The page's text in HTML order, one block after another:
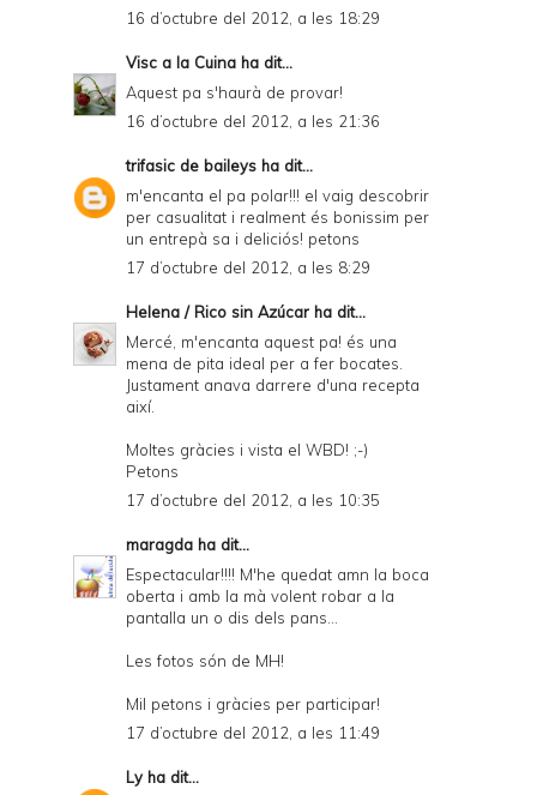
16 d’octubre del 2012, a les 18:29
Visc a la Cuina ha dit...
Aquest pa s'haurà de provar!
16 d’octubre del 2012, a les 21:36
trifasic de baileys ha dit...
m'encanta el pa polar!!! el vaig descobrir
per casualitat i realment és bonissim per
un entrepà sa i deliciós! petons
17 d’octubre del 2012, a les 8:29
Helena / Rico sin Azúcar ha dit...
Mercé, m'encanta aquest pa! és una
mena de pita ideal per a fer bocates.
Justament anava darrere d'una recepta
així.
Moltes gràcies i vista el WBD! ;-)
Petons
17 d’octubre del 2012, a les 10:35
maragda ha dit...
Espectacular!!!! M'he quedat amn la boca
oberta i amb la mà volent robar a la
pantalla un o dis dels pans...
Les fotos són de MH!
Mil petons i gràcies per participar!
17 d’octubre del 2012, a les 11:49
Lyha dit...